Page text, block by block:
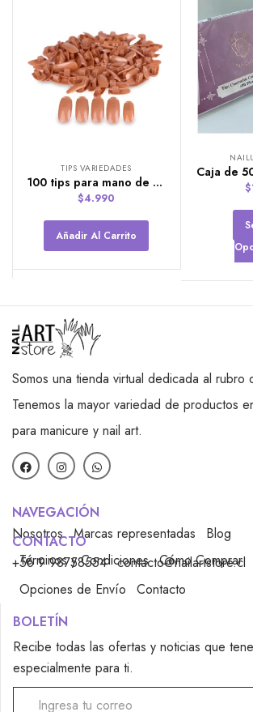
TIPS VARIEDADES
100 tips para mano de practica
$4.990
Añadir Al Carrito
$
Somos una tienda virtual dedicada al rubro
Tenemos la mayor variedad de productos
para manicure y nail art.
NAVEGACIÓN
Nosotros Marcas representadas
Blog
Términos y Condiciones Cómo Comprar
CONTACTO
+56 9 98758554 contacto@nailartstore.cl
Opciones de Envío
Contacto
BOLETÍN
Recibe todas las ofertas y noticias que
especialmente para ti.